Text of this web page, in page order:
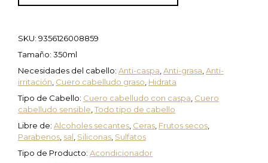
SKU: 9356126008859
Tamaño: 350ml
Necesidades del cabello: Anti-caspa Anti-grasa Anti-
irritación Cuero cabelludo graso Hidrata
Tipo de Cabello: Cuero cabelludo con caspa Cuero
cabelludo sensible Todo tipo de cabello
Libre de: Alcoholes secantes Ceras Frutos secos
Parabenos sal Siliconas Sulfatos
Tipo de Producto: Acondicionador